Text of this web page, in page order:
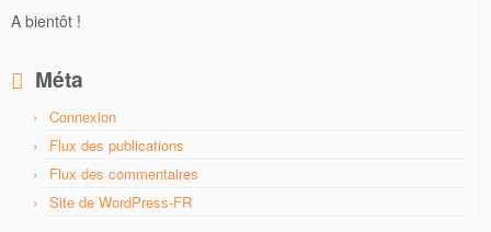
A bientôt !
Méta
Connexion
Flux des publications
Flux des commentaires
Site de WordPress-FR